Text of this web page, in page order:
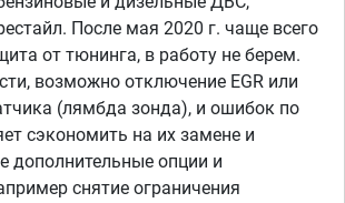
После мая 2020 г. чаще всего
от тюнинга, в работу не берем.
возможно отключение EGR или
(лямбда зонда), и ошибок по
сэкономить на их замене и
дополнительные опции и
снятие ограничения